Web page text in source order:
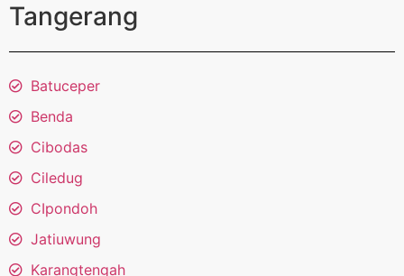
Tangerang
Batuceper
Benda
Cibodas
Ciledug
CIpondoh
Jatiuwung
Karangtengah